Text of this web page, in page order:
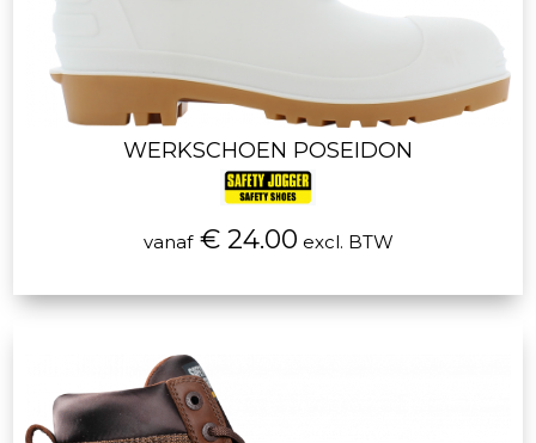
WERKSCHOEN POSEIDON
vanaf€ 24.00 excl. BTW